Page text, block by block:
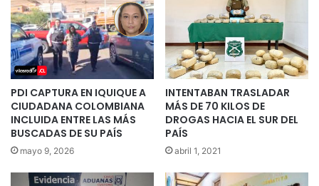
PDI CAPTURA EN IQUIQUE A
CIUDADANA COLOMBIANA
INCLUIDA ENTRE LAS MÁS
BUSCADAS DE SU PAÍS
mayo 9, 2026
INTENTABAN TRASLADAR
MÁS DE 70 KILOS DE
DROGAS HACIA EL SUR DEL
PAÍS
abril 1, 2021